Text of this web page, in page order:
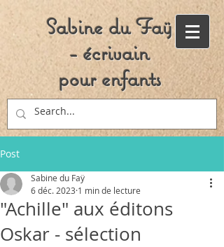
Sabine du Faÿ
- écrivain
pour enfants
Post
"Achille" aux éditons
Oskar - sélection
Sabine du Faÿ
6 déc. 2023 1 min de lecture